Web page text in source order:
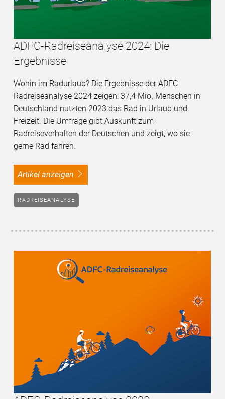
ADFC-Radreiseanalyse 2024: Die
Ergebnisse
Wohin im Radurlaub? Die Ergebnisse der ADFC-
Radreiseanalyse 2024 zeigen: 37,4 Mio. Menschen in
Deutschland nutzten 2023 das Rad in Urlaub und
Freizeit. Die Umfrage gibt Auskunft zum
Radreiseverhalten der Deutschen und zeigt, wo sie
gerne Rad fahren.
Artikel anzeigen
RADREISEANALYSE